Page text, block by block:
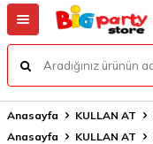
Anasayfa KULLAN AT
Anasayfa
KULLAN AT